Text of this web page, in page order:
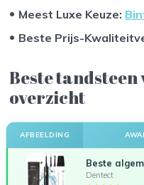
Meest Luxe Keuze:
Beste Prijs-
Beste
overzicht
AFBEELDING
Beste
Dentect